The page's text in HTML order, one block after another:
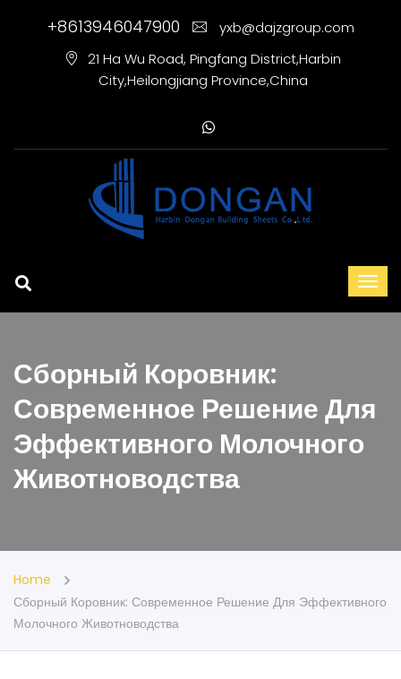
+8613946047900
yxb@dajzgroup.com
21 Ha Wu Road, Pingfang District,Harbin
City,Heilongjiang Province,China
Сборный Коровник:
Современное Решение Для
Эффективного Молочного
Животноводства
Home
Сборный Коровник: Современное Решение Для Эффективного
Молочного Животноводства